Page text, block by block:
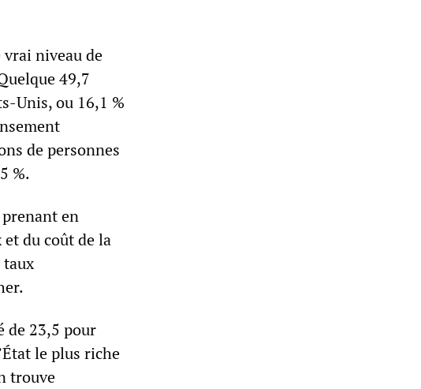
niveau de
49,7
Unis, ou 16,1 %
de personnes
%.
en
du coût de la
taux
de 23,5 pour
le plus riche
trouve